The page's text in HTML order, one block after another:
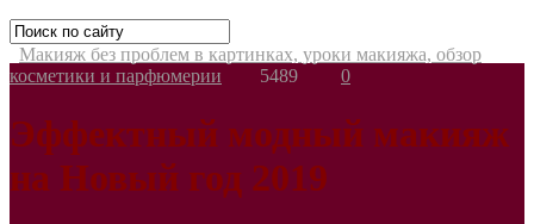
Макияж без проблем в картинках, уроки макияжа, обзор
косметики и парфюмерии
5489 0
Эффектный модный макияж
на Новый год 2019